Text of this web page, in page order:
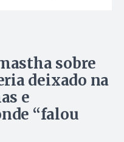
sobre
deixado na
e
“falou